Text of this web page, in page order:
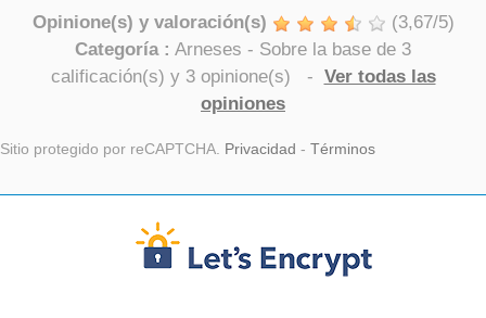
Opinione(s) y valoración(s) (3,67/5)
Categoría : Arneses - Sobre la base de 3
calificación(s) y 3opinione(s) - Ver todas las
opiniones
Sitio protegido por reCAPTCHA. Privacidad - Términos